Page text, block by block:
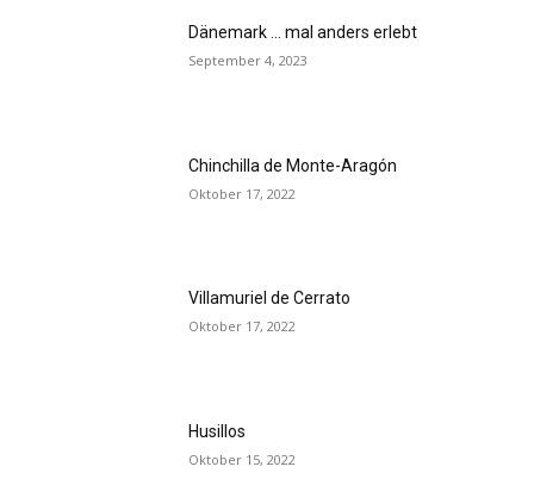
Dänemark … mal anders erlebt
September 4, 2023
Chinchilla de Monte-Aragón
Oktober 17, 2022
Villamuriel de Cerrato
Oktober 17, 2022
Husillos
Oktober 15, 2022